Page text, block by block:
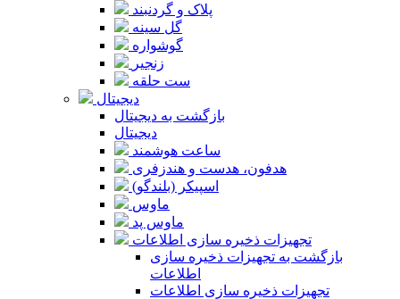
پلاک و گردنبند
گل سینه
گوشواره
زنجیر
ست حلقه
دیجیتال
بازگشت به دیجیتال
دیجیتال
ساعت هوشمند
هدفون، هدست و هندزفری
اسپیکر (بلندگو)
ماوس
ماوس پد
تجهیزات ذخیره سازی اطلاعات
بازگشت به تجهیزات ذخیره سازی
اطلاعات
تجهیزات ذخیره سازی اطلاعات